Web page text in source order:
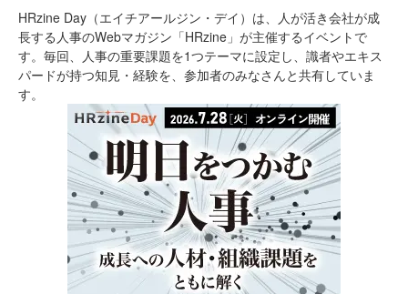
HRzine Day（エイチアールジン・デイ）は、人が活き会社が成
長する人事のWebマガジン「HRzine」が主催するイベントで
す。毎回、人事の重要課題を1つテーマに設定し、識者やエキス
パードが持つ知見・経験を、参加者のみなさんと共有していま
す。